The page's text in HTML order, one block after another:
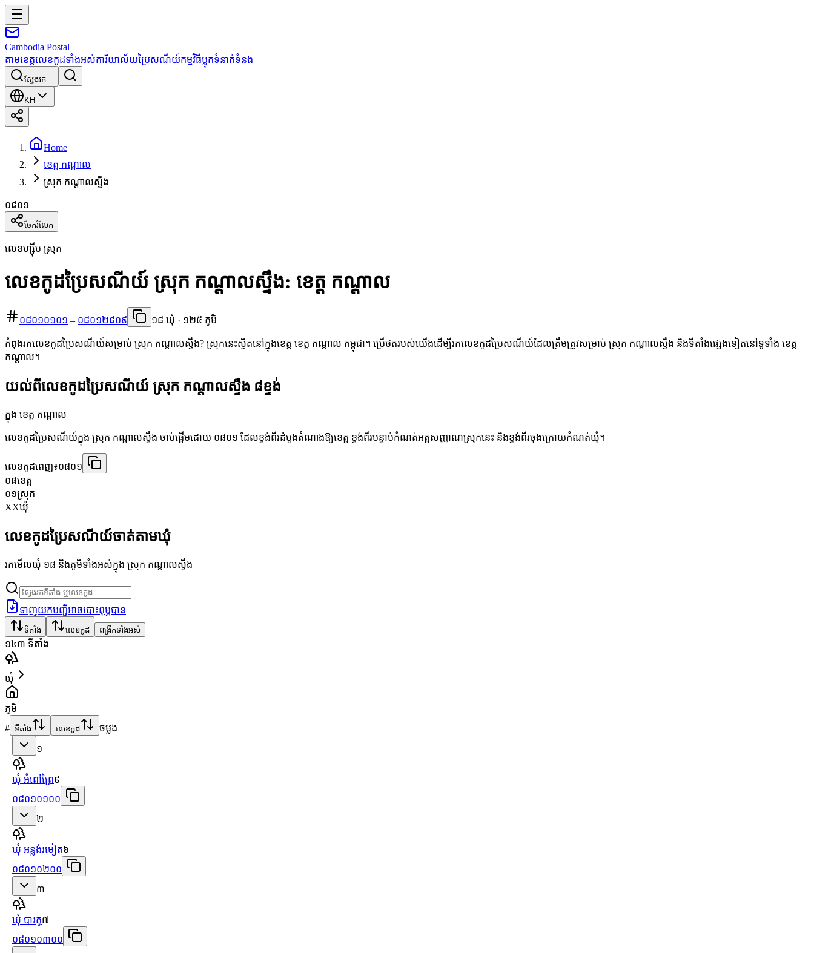
Cambodia Postal
តាមខេត្តលេខកូដទាំងអស់ការិយាល័យប្រៃសណីយ៍កម្មវិធីប្លុកទំនាក់ទំនង
ស្វែងរក...
KH
Home
ខេត្ត កណ្តាល
ស្រុក កណ្ដាលស្ទឹង
០៨០១
ចែករំលែក
លេខហ្ស៊ីប ស្រុក
លេខកូដប្រៃសណីយ៍ ស្រុក កណ្ដាលស្ទឹង: ខេត្ត កណ្តាល
០៨០១០១០១ – ០៨០១២៨០៩ ១៨ ឃុំ · ១២៥ ភូមិ
កំពុងរកលេខកូដប្រៃសណីយ៍សម្រាប់ ស្រុក កណ្ដាលស្ទឹង? ស្រុកនេះស្ថិតនៅក្នុងខេត្ត ខេត្ត កណ្តាល កម្ពុជា។ ប្រើថតរបស់យើងដើម្បីរកលេខកូដប្រៃសណីយ៍ដែលត្រឹមត្រូវសម្រាប់ ស្រុក កណ្ដាលស្ទឹង និងទីតាំងផ្សេងទៀតនៅទូទាំង ខេត្ត
កណ្តាល។
យល់ពីលេខកូដប្រៃសណីយ៍ ស្រុក កណ្ដាលស្ទឹង ៨ខ្ទង់
ក្នុង ខេត្ត កណ្តាល
លេខកូដប្រៃសណីយ៍ក្នុង ស្រុក កណ្ដាលស្ទឹង ចាប់ផ្តើមដោយ ០៨០១ ដែលខ្ទង់ពីរដំបូងតំណាងឱ្យខេត្ត ខ្ទង់ពីរបន្ទាប់កំណត់អត្តសញ្ញាណស្រុកនេះ និងខ្ទង់ពីរចុងក្រោយកំណត់ឃុំ។
លេខកូដពេញ៖០៨០១
០៨ខេត្ត
០១ស្រុក
XXឃុំ
លេខកូដប្រៃសណីយ៍ចាត់តាមឃុំ
រកមើលឃុំ ១៨ និងភូមិទាំងអស់ក្នុង ស្រុក កណ្ដាលស្ទឹង
ទាញយកបញ្ជីអាចបោះពុម្ភបាន
ទីតាំង លេខកូដ ពង្រីកទាំងអស់
១៤៣ ទីតាំង
ឃុំ
ភូមិ
# ទីតាំង លេខកូដ
ចម្លង
១
ឃុំ អំពៅព្រៃ៩
០៨០១០១០០
២
ឃុំ អន្លង់រមៀត៦
០៨០១០២០០
៣
ឃុំ បារគូ៧
០៨០១០៣០០